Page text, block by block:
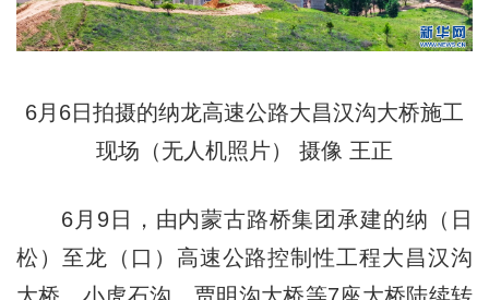
6月6日拍摄的纳龙高速公路大昌汉沟大桥施工
现场（无人机照片） 摄像 王正
6月9日，由内蒙古路桥集团承建的纳（日
松）至龙（口）高速公路控制性工程大昌汉沟